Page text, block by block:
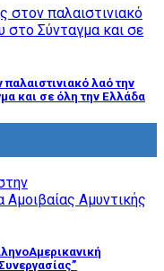
λαό την
και σε όλη την Ελλάδα